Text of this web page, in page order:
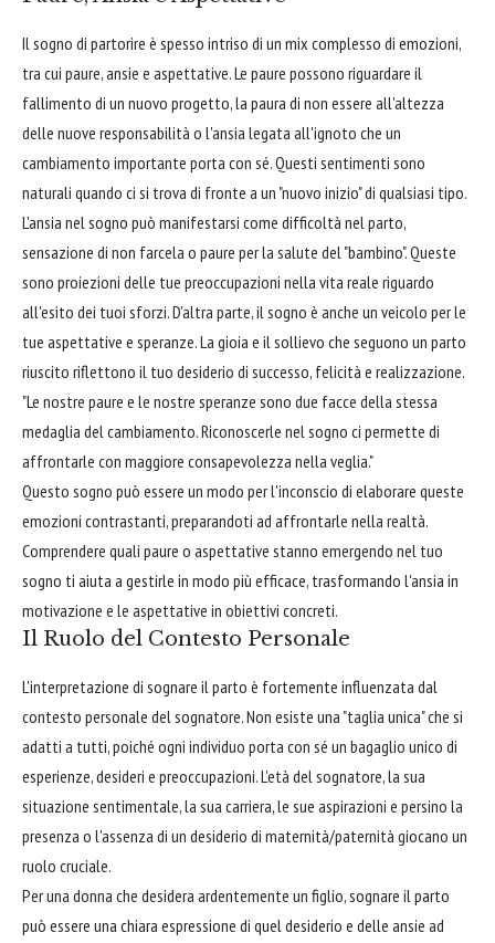
Il sogno di partorire è spesso intriso di un mix complesso di emozioni,
tra cui paure, ansie e aspettative. Le paure possono riguardare il
fallimento di un nuovo progetto, la paura di non essere all'altezza
delle nuove responsabilità o l'ansia legata all'ignoto che un
cambiamento importante porta con sé. Questi sentimenti sono
naturali quando ci si trova di fronte a un "nuovo inizio" di qualsiasi tipo.
L'ansia nel sogno può manifestarsi come difficoltà nel parto,
sensazione di non farcela o paure per la salute del "bambino". Queste
sono proiezioni delle tue preoccupazioni nella vita reale riguardo
all'esito dei tuoi sforzi. D'altra parte, il sogno è anche un veicolo per le
tue aspettative e speranze. La gioia e il sollievo che seguono un parto
riuscito riflettono il tuo desiderio di successo, felicità e realizzazione.
"Le nostre paure e le nostre speranze sono due facce della stessa
medaglia del cambiamento. Riconoscerle nel sogno ci permette di
affrontarle con maggiore consapevolezza nella veglia."
Questo sogno può essere un modo per l'inconscio di elaborare queste
emozioni contrastanti, preparandoti ad affrontarle nella realtà.
Comprendere quali paure o aspettative stanno emergendo nel tuo
sogno ti aiuta a gestirle in modo più efficace, trasformando l'ansia in
motivazione e le aspettative in obiettivi concreti.
Il Ruolo del Contesto Personale
L'interpretazione di sognare il parto è fortemente influenzata dal
contesto personale del sognatore. Non esiste una "taglia unica" che si
adatti a tutti, poiché ogni individuo porta con sé un bagaglio unico di
esperienze, desideri e preoccupazioni. L'età del sognatore, la sua
situazione sentimentale, la sua carriera, le sue aspirazioni e persino la
presenza o l'assenza di un desiderio di maternità/paternità giocano un
ruolo cruciale.
Per una donna che desidera ardentemente un figlio, sognare il parto
può essere una chiara espressione di quel desiderio e delle ansie ad